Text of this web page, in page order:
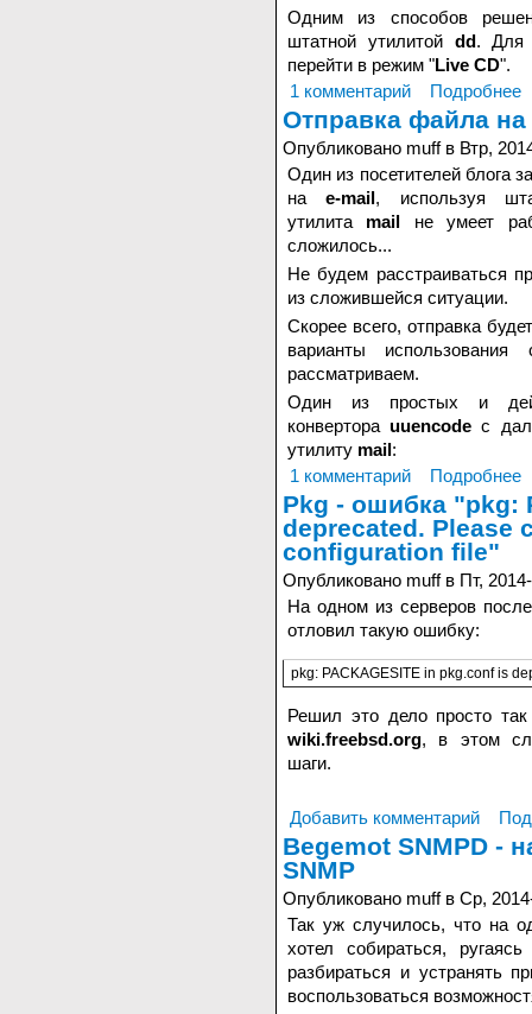
Одним из способов
штатной утилитой dd. Для
перейти в режим "Live CD".
1 комментарий
Подробнее
Отправка файла на
Опубликовано muff в Втр,
Один из посетителей блога
наe-mail, используя
утилита mail не умеет
сложилось...
Не будем расстраиваться
из сложившейся ситуации.
Скорее всего, отправка
варианты
рассматриваем.
Один из простых и
конвертора uuencode с
утилиту mail:
1 комментарий
Подробнее
Pkg - ошибка "pkg:
deprecated. Please
configuration file"
Опубликовано muff в Пт,
На одном из серверов
отловил такую ошибку:
pkg: PACKAGESITE in pkg.conf is
Решил это дело просто
wiki.freebsd.org, в этом
шаги.
Добавить комментарий
Begemot SNMPD -
SNMP
Опубликовано muff в Ср,
Так уж случилось, что на
хотел собираться,
разбираться и устранять
воспользоваться